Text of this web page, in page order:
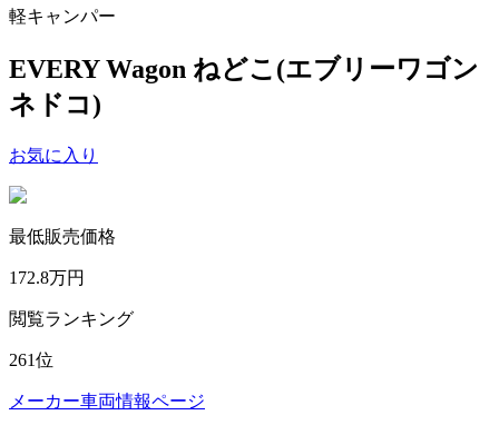
軽キャンパー
EVERY Wagon ねどこ(エブリーワゴン
ネドコ)
お気に入り
最低販売価格
172.8万円
閲覧ランキング
261位
メーカー車両情報ページ